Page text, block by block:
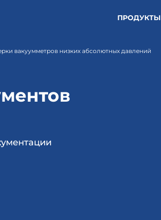
ПРОДУКТЫ
вакуумметров низких абсолютных давлений